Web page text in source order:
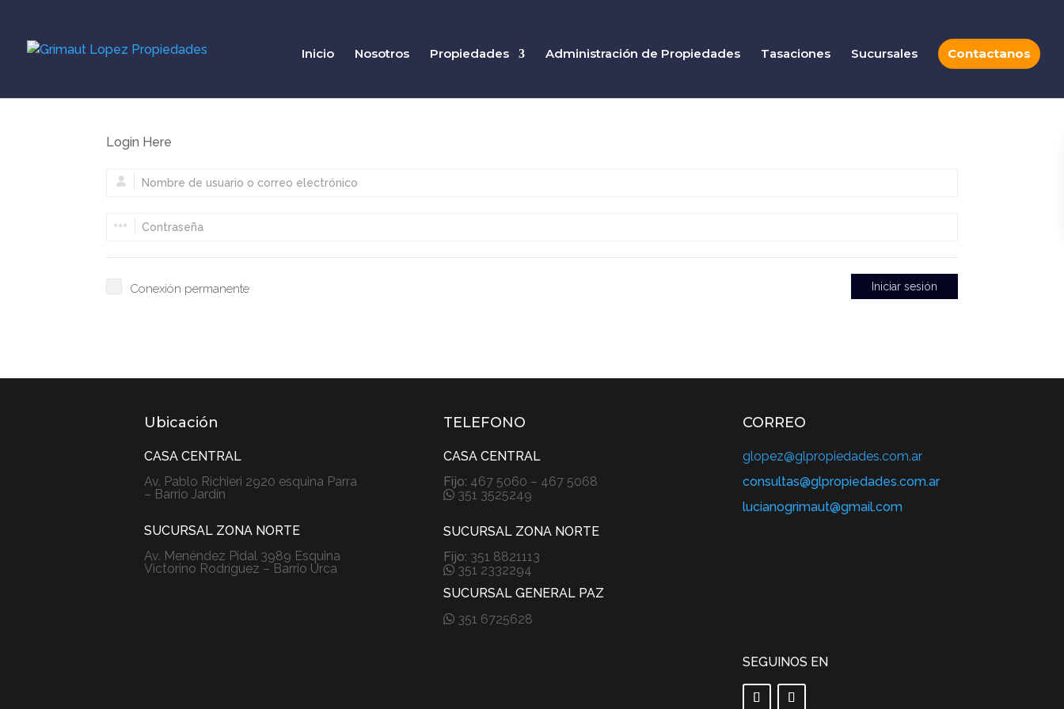
Inicio Nosotros Propiedades Administración de Propiedades Tasaciones Sucursales Contactanos
Login Here
Conexión permanente Iniciar sesión
Ubicación
CASA CENTRAL
Av. Pablo Richieri 2920 esquina Parra
– Barrio Jardín
SUCURSAL ZONA NORTE
Av. Menéndez Pidal 3989 Esquina
Victorino Rodríguez – Barrio Urca
TELEFONO
CASA CENTRAL
Fijo: 467 5060 – 467 5068
351 3525249
SUCURSAL ZONA NORTE
Fijo: 351 8821113
351 2332294
SUCURSAL GENERAL PAZ
351 6725628
CORREO
glopez@glpropiedades.com.ar
consultas@glpropiedades.com.ar
lucianogrimaut@gmail.com
SEGUINOS EN